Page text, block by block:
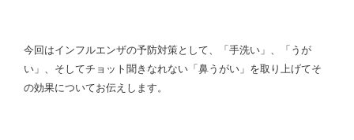
今回はインフルエンザの予防対策として、「手洗い」、「うが
い」、そしてチョット聞きなれない「鼻うがい」を取り上げてそ
の効果についてお伝えします。